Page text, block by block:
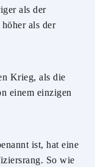
als der
als der
Krieg, als die
einem einzigen
ist, hat eine
So wie